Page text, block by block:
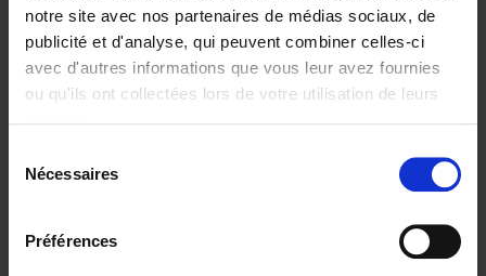
notre site avec nos partenaires de médias sociaux, de
publicité et d'analyse, qui peuvent combiner celles-ci
avec d'autres informations que vous leur avez fournies
ou qu'ils ont collectées lors de votre utilisation de leurs
Nécessaires
Préférences
€29,99
Digital marketing like a PRO -
completely revised edition (EN)